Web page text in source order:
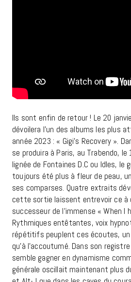
Ils sont enfin de retour ! Le 20
dévoilera l’un des albums les plus
année 2023 : « Gigi’s Recovery ».
se produira à Paris, au Trabendo, le
lignée de Fontaines D.C ou Idles, le
toujours été plus à fleur de peau,
ses comparses. Quatre extraits
cette sortie laissent entrevoir ce à
successeur de l’immense « When I
Rythmiques entêtantes, voix
répétitifs peuplent ces écoutes,
qu’à l’accoutumé. Dans son
semble gagner en dynamisme
générale oscillait maintenant plus